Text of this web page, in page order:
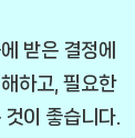
받은 결정에
하고, 필요한
이 좋습니다.